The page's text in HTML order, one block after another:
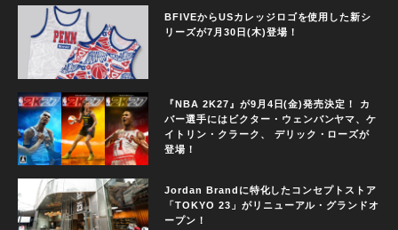
BFIVEからUSカレッジロゴを使用した新シ
リーズが7月30日(木)登場！
『NBA 2K27』が9月4日(金)発売決定！ カ
バー選手にはビクター・ウェンバンヤマ、ケ
イトリン・クラーク、 デリック・ローズが
登場！
Jordan Brandに特化したコンセプトストア
「TOKYO 23」がリニューアル・グランドオ
ープン！